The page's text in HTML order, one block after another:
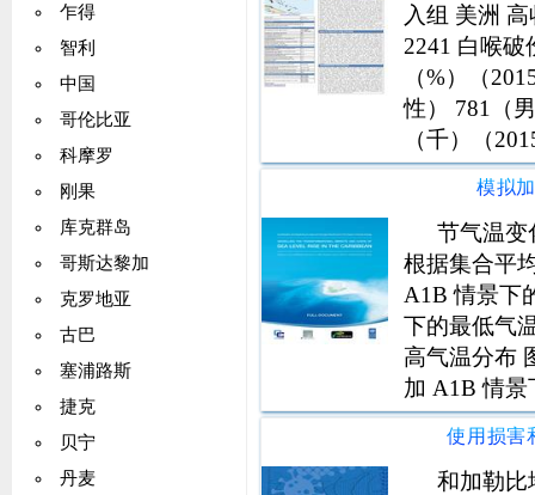
乍得
智利
中国
哥伦比亚
科摩罗
刚果
库克群岛
哥斯达黎加
克罗地亚
古巴
塞浦路斯
捷克
贝宁
丹麦
入组 美洲
2241 白喉破
（%）（
性） 781（
（千）（
人口百分比
模拟
节气温变
根据集合平
A1B 情景下
下的最低气
高气温分布
加 A1B 情
气温分布10
值 3 4
和加勒比